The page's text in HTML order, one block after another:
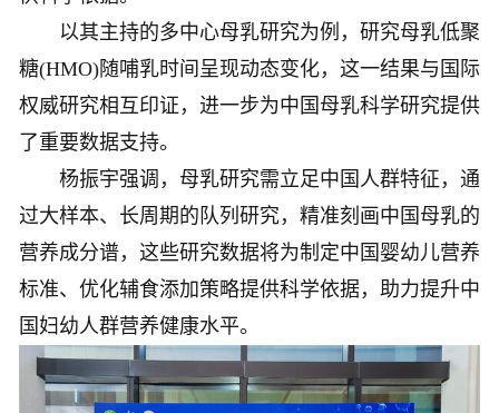
以其主持的多中心母乳研究为例，研究母乳低聚
糖(HMO)随哺乳时间呈现动态变化，这一结果与国际
权威研究相互印证，进一步为中国母乳科学研究提供
了重要数据支持。
杨振宇强调，母乳研究需立足中国人群特征，通
过大样本、长周期的队列研究，精准刻画中国母乳的
营养成分谱，这些研究数据将为制定中国婴幼儿营养
标准、优化辅食添加策略提供科学依据，助力提升中
国妇幼人群营养健康水平。